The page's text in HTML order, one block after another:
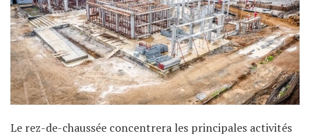
Le rez-de-chaussée concentrera les principales activités